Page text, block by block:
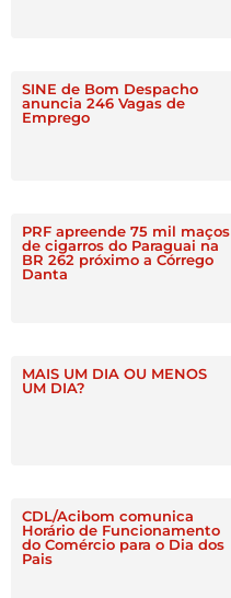
SINE de Bom Despacho
anuncia 246 Vagas de
Emprego
PRF apreende 75 mil maços
de cigarros do Paraguai na
BR 262 próximo a Córrego
Danta
MAIS UM DIA OU MENOS
UM DIA?
CDL/Acibom comunica
Horário de Funcionamento
do Comércio para o Dia dos
Pais